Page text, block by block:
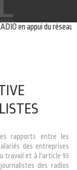
en appui du réseau
rapports entre les
des entreprises
travail et à l'article 93
des radios